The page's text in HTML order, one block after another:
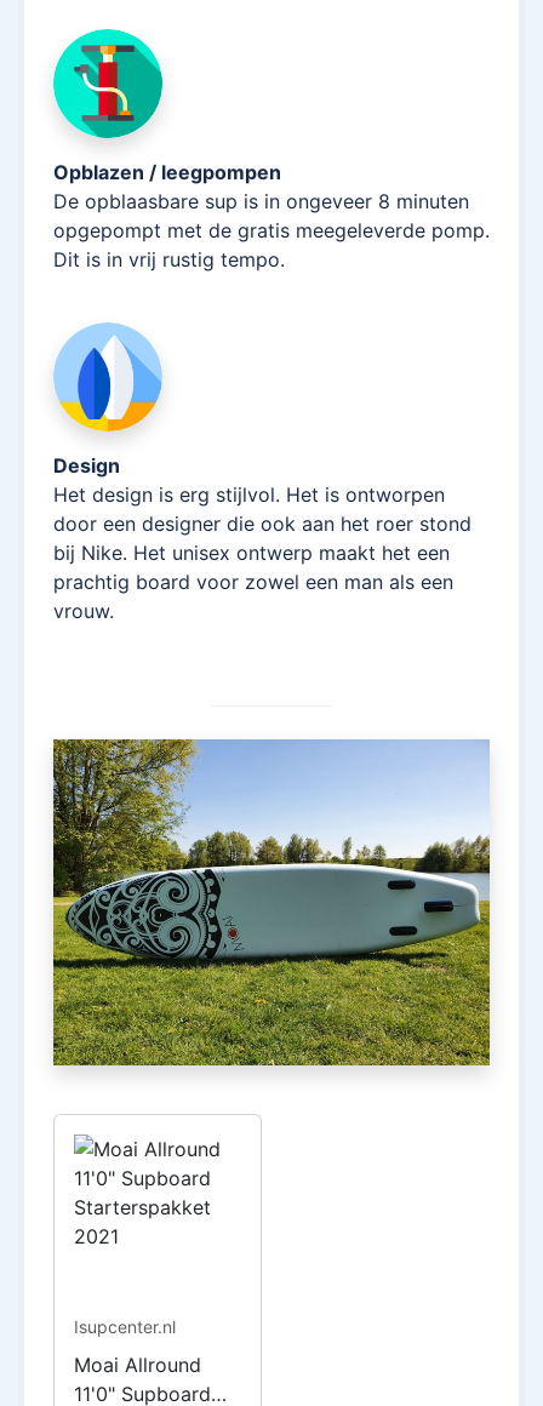
Opblazen / leegpompen
De opblaasbare sup is in ongeveer 8 minuten
opgepompt met de gratis meegeleverde pomp.
Dit is in vrij rustig tempo.
Design
Het design is erg stijlvol. Het is ontworpen
door een designer die ook aan het roer stond
bij Nike. Het unisex ontwerp maakt het een
prachtig board voor zowel een man als een
vrouw.
Isupcenter.nl
Moai Allround
11'0" Supboard